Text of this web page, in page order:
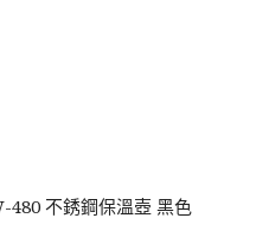
480 不銹鋼保溫壺 黑色